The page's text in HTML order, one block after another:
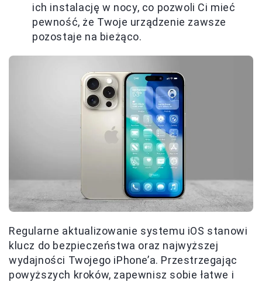
ich instalację w nocy, co pozwoli Ci mieć
pewność, że Twoje urządzenie zawsze
pozostaje na bieżąco.
Regularne aktualizowanie systemu iOS stanowi
klucz do bezpieczeństwa oraz najwyższej
wydajności Twojego iPhone’a. Przestrzegając
powyższych kroków, zapewnisz sobie łatwe i